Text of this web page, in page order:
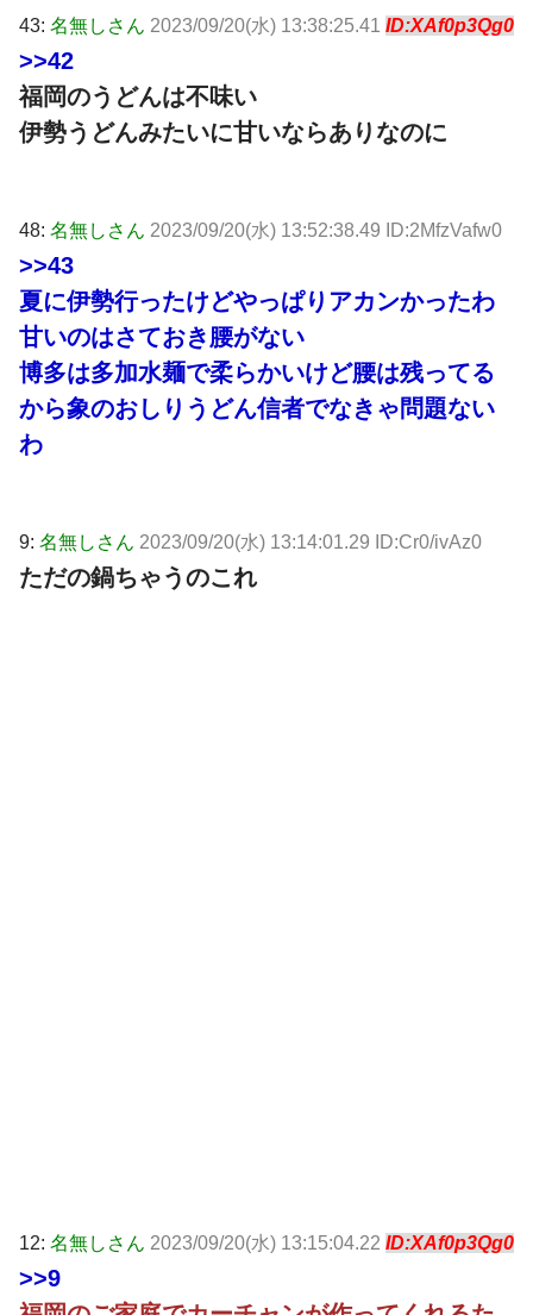
43: 名無しさん 2023/09/20(水) 13:38:25.41 ID:XAf0p3Qg0
>>42
福岡のうどんは不味い
伊勢うどんみたいに甘いならありなのに
48: 名無しさん 2023/09/20(水) 13:52:38.49 ID:2MfzVafw0
>>43
夏に伊勢行ったけどやっぱりアカンかったわ
甘いのはさておき腰がない
博多は多加水麺で柔らかいけど腰は残ってる
から象のおしりうどん信者でなきゃ問題ない
わ
9: 名無しさん 2023/09/20(水) 13:14:01.29 ID:Cr0/ivAz0
ただの鍋ちゃうのこれ
12: 名無しさん 2023/09/20(水) 13:15:04.22 ID:XAf0p3Qg0
>>9